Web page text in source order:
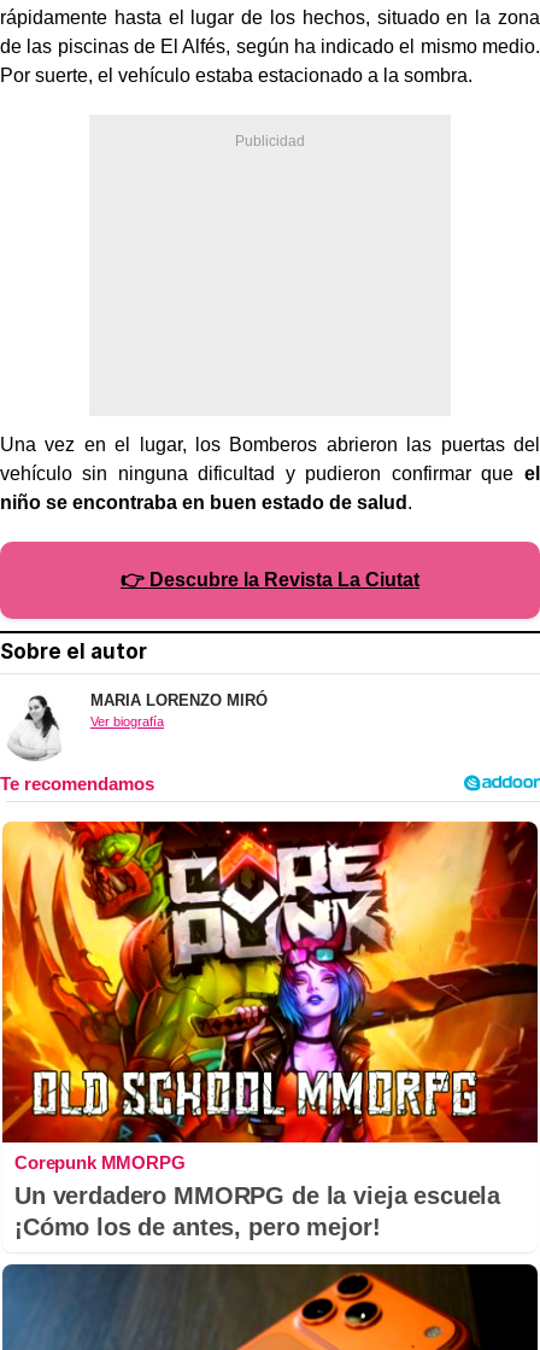
rápidamente hasta el lugar de los hechos, situado en la zona
de las piscinas de El Alfés, según ha indicado el mismo medio.
Por suerte, el vehículo estaba estacionado a la sombra.
Una vez en el lugar, los Bomberos abrieron las puertas del
vehículo sin ninguna dificultad y pudieron confirmar que el
niño se encontraba en buen estado de salud .
👉 Descubre la Revista La Ciutat
Sobre el autor
MARIA LORENZO MIRÓ
Ver biografía
Corepunk MMORPG
Un verdadero MMORPG de la vieja escuela
¡Cómo los de antes, pero mejor!